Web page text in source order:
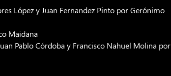
López y Juan Fernandez Pinto por Gerónimo
Maidana
Pablo Córdoba y Francisco Nahuel Molina por